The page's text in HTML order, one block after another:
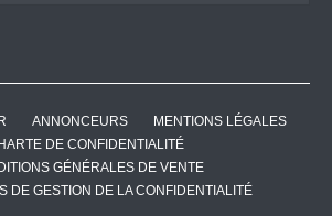
ANNONCEURS
MENTIONS LÉGALES
DE CONFIDENTIALITÉ
GÉNÉRALES DE VENTE
DE GESTION DE LA CONFIDENTIALITÉ